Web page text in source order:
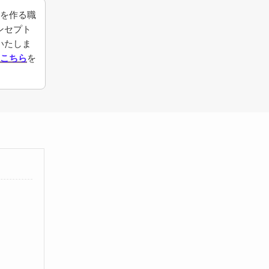
作る職
セプト
たしま
ちらを